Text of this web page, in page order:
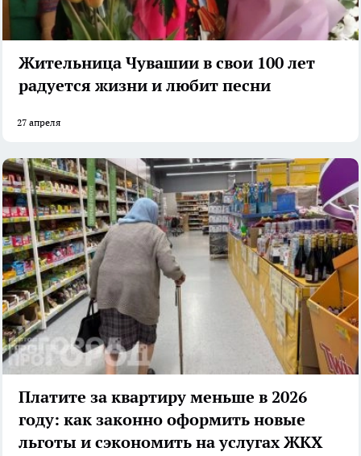
Жительница Чувашии в свои 100 лет
радуется жизни и любит песни
27 апреля
Платите за квартиру меньше в 2026
году: как законно оформить новые
льготы и сэкономить на услугах ЖКХ